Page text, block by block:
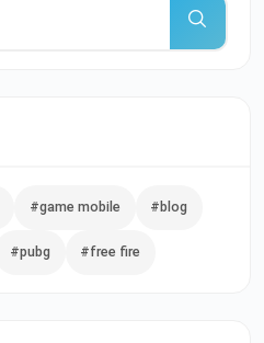
#game mobile #blog
#pubg #free fire